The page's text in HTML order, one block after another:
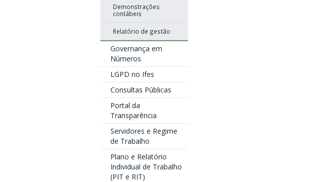
Demonstrações
contábeis
Relatório de gestão
Governança em
Números
LGPD no Ifes
Consultas Públicas
Portal da
Transparência
Servidores e Regime
de Trabalho
Plano e Relatório
Individual de Trabalho
(PIT e RIT)